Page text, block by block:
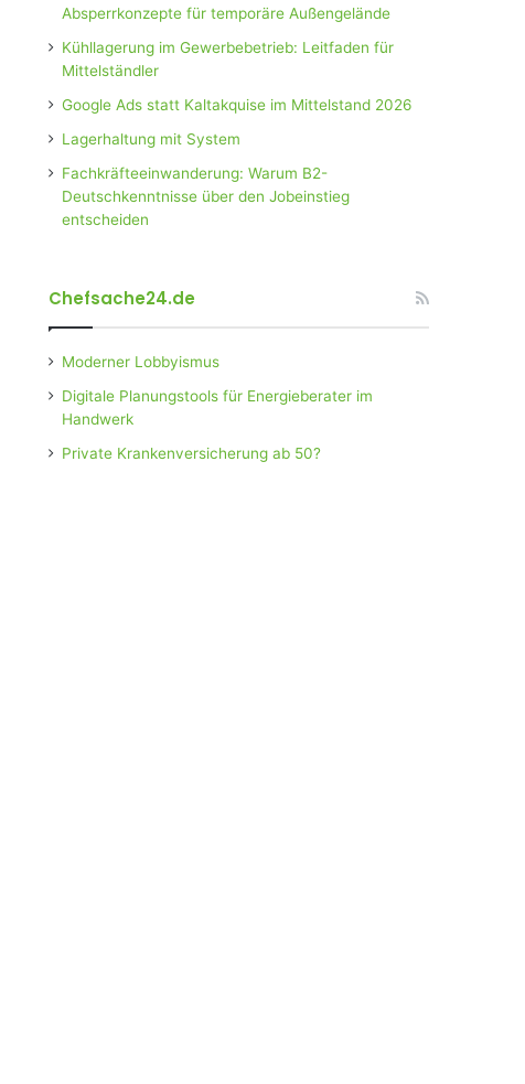
Absperrkonzepte für temporäre Außengelände
Kühllagerung im Gewerbebetrieb: Leitfaden für
Mittelständler
Google Ads statt Kaltakquise im Mittelstand 2026
Lagerhaltung mit System
Fachkräfteeinwanderung: Warum B2-
Deutschkenntnisse über den Jobeinstieg
entscheiden
Chefsache24.de
Moderner Lobbyismus
Digitale Planungstools für Energieberater im
Handwerk
Private Krankenversicherung ab 50?